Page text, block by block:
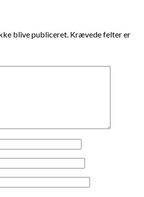
blive publiceret. Krævede felter er